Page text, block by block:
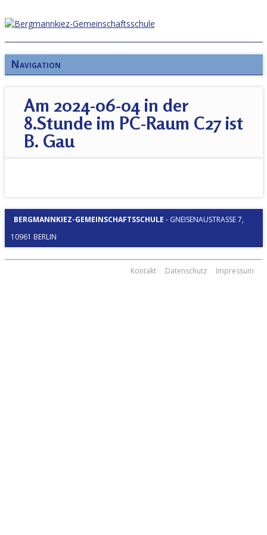
Navigation
Am 2024-06-04 in der
8.Stunde im PC-Raum C27 ist
B. Gau
BERGMANNKIEZ-GEMEINSCHAFTSSCHULE - GNEISENAUSTRASSE 7, 1
0961 BERLIN
Kontakt Datenschutz Impressum